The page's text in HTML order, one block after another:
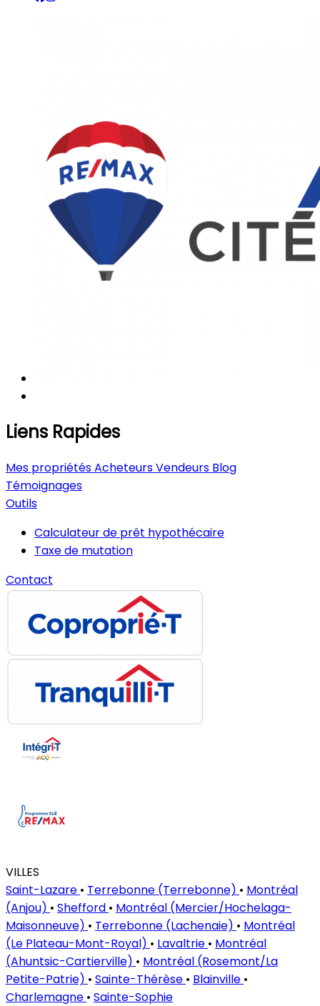
Liens Rapides
Mes propriétésAcheteursVendeurs Blog
Témoignages
Outils
Calculateur de prêt hypothécaire
Taxe de mutation
Contact
VILLES
Saint-Lazare • Terrebonne (Terrebonne) • Montréal
(Anjou) • Shefford • Montréal (Mercier/Hochelaga-
Maisonneuve) • Terrebonne (Lachenaie) • Montréal
(Le Plateau-Mont-Royal) • Lavaltrie • Montréal
(Ahuntsic-Cartierville) • Montréal (Rosemont/La
Petite-Patrie) • Sainte-Thérèse • Blainville •
Charlemagne • Sainte-Sophie